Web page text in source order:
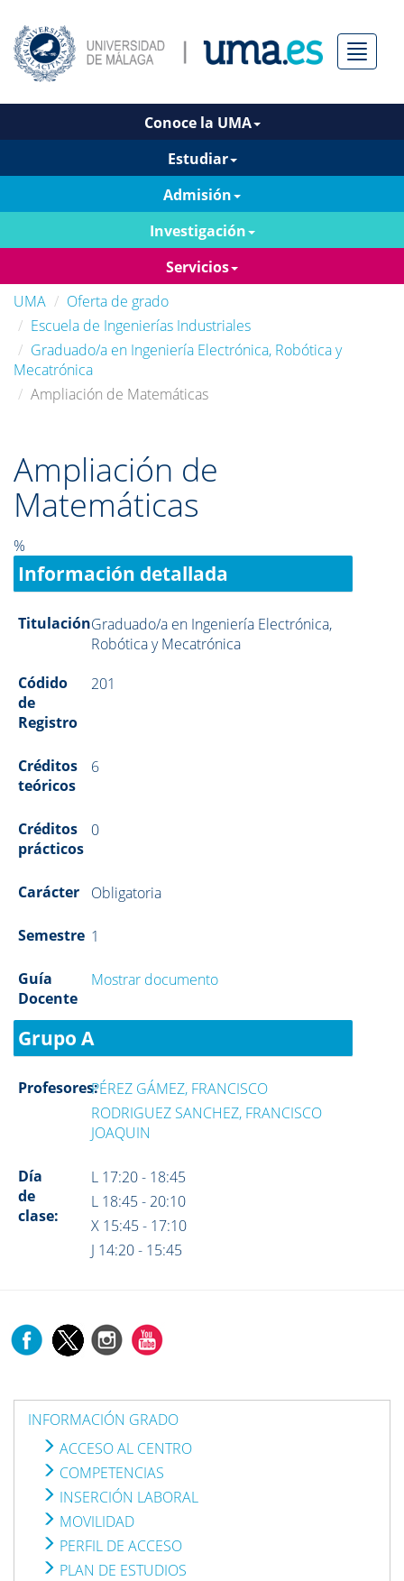
Menú
Conoce la UMA
Estudiar
Admisión
Investigación
Servicios
UMA
Oferta de grado
Escuela de Ingenierías Industriales
Graduado/a en Ingeniería Electrónica, Robótica y
Mecatrónica
Ampliación de Matemáticas
Ampliación de
Matemáticas
%
Información detallada
TitulaciónGraduado/a en Ingeniería Electrónica,
Robótica y Mecatrónica
Códido
de
Registro
201
Créditos
teóricos
6
Créditos
prácticos
0
Carácter Obligatoria
Semestre 1
Guía
Docente
Mostrar documento
Grupo A
Profesores:PÉREZ GÁMEZ, FRANCISCO
RODRIGUEZ SANCHEZ, FRANCISCO
JOAQUIN
Día
de
clase:
L 17:20 - 18:45
L 18:45 - 20:10
X 15:45 - 17:10
J 14:20 - 15:45
INFORMACIÓN GRADO
ACCESO AL CENTRO
COMPETENCIAS
INSERCIÓN LABORAL
MOVILIDAD
PERFIL DE ACCESO
PLAN DE ESTUDIOS